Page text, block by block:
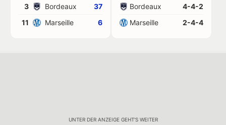
3 Bordeaux
37
11
Marseille 6
Bordeaux
4-4-2
Marseille
2-4-4
UNTER DER ANZEIGE GEHT'S WEITER